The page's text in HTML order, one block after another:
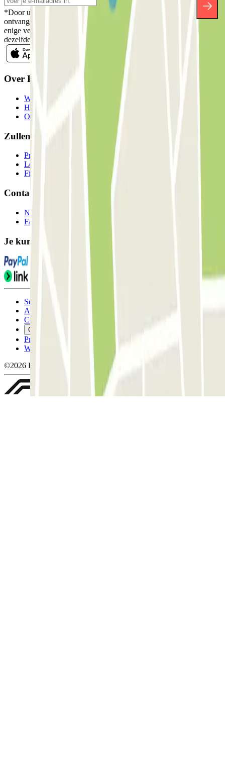
*Door u in te schrijven aanvaardt u ons Privacybeleid voor het
ontvangen van commerciële communicatie van Parclick. Zonder
enige verplichting kunt u zich uitschrijven wanneer u maar wilt in
dezelfde nieuwsbrief.
Over Parclick
Wie we zijn
Hoe het werkt
Onze parkeergarages
Zullen we samenwerken?
Professionals
Leverancier parkeren
Filialen
Contact
Neem contact met ons op
FAQ
Je kunt deze betaalmethoden gebruiken:
Servicevoorwaarden
Annuleringsvoorwaarden
Cookiebeleid
Cookies beheren
Privacybeleid
Whistleblowing
©2026 Parclick. All rights reserved